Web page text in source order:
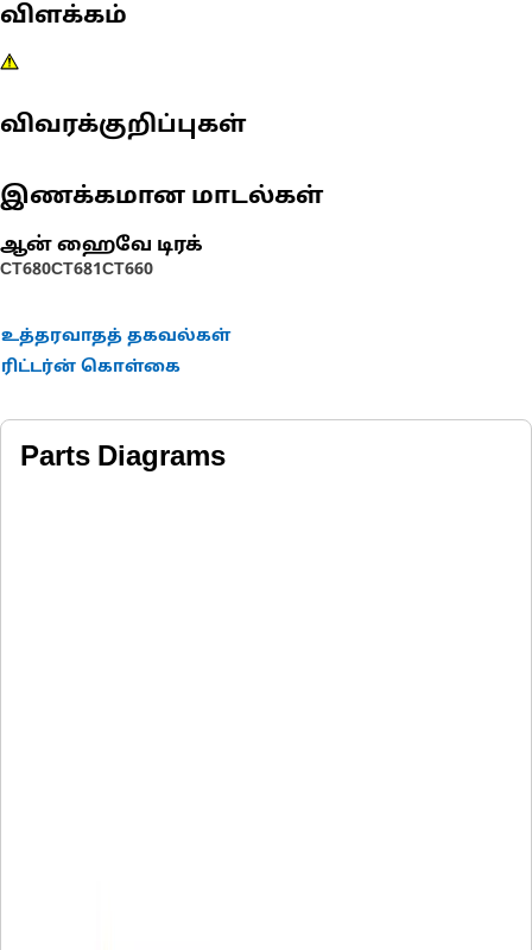
விளக்கம்
விவரக்குறிப்புகள்
இணக்கமான மாடல்கள்
ஆன் ஹைவே டிரக்
CT680CT681CT660
உத்தரவாதத் தகவல்கள்
ரிட்டர்ன் கொள்கை
Parts Diagrams